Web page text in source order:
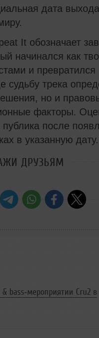
дата
It обозначает
начинался как
и превратился
судьбу трека
но и
факторы.
после
в указанную дату.
ДРУЗЬЯМ
bass‑мероприятии Cru2 в